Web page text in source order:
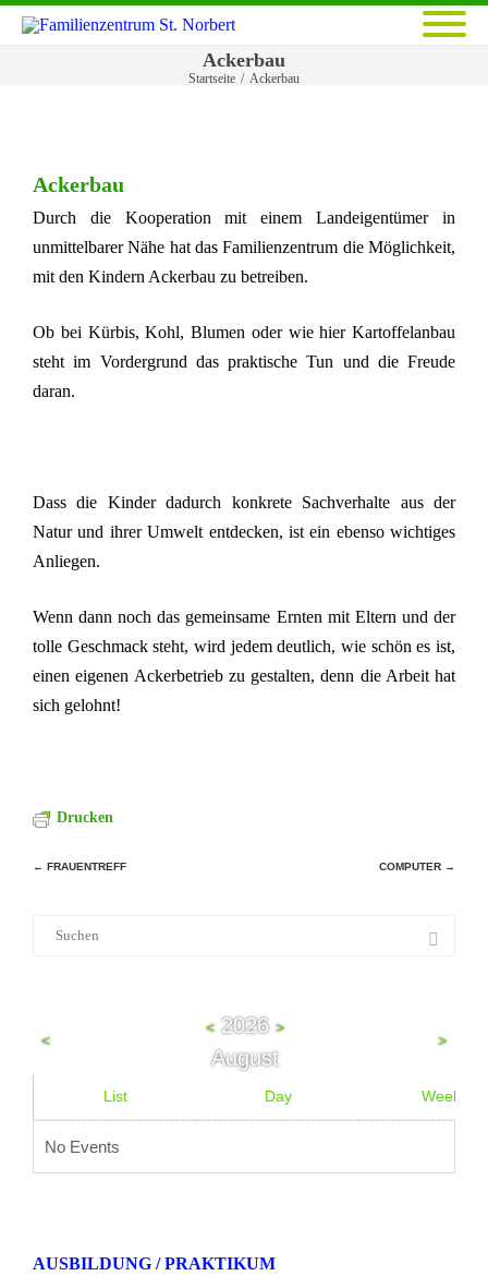
Ackerbau
Startseite / Ackerbau
Ackerbau
Durch die Kooperation mit einem Landeigentümer in
unmittelbarer Nähe hat das Familienzentrum die Möglichkeit,
mit den Kindern Ackerbau zu betreiben.
Ob bei Kürbis, Kohl, Blumen oder wie hier Kartoffelanbau
steht im Vordergrund das praktische Tun und die Freude
daran.
Dass die Kinder dadurch konkrete Sachverhalte aus der
Natur und ihrer Umwelt entdecken, ist ein ebenso wichtiges
Anliegen.
Wenn dann noch das gemeinsame Ernten mit Eltern und der
tolle Geschmack steht, wird jedem deutlich, wie schön es ist,
einen eigenen Ackerbetrieb zu gestalten, denn die Arbeit hat
sich gelohnt!
Drucken
Beitragsnavigation
← FRAUENTREFF COMPUTER →
Suche
<
<2026 >
August
>
List Day Week
No Events
AUSBILDUNG / PRAKTIKUM